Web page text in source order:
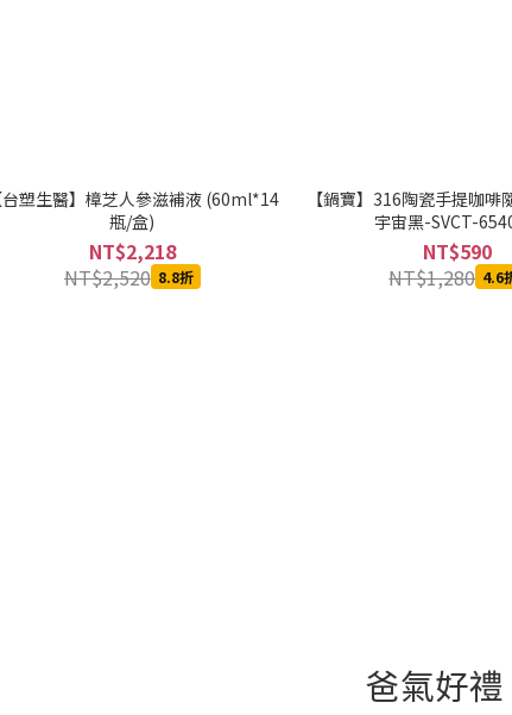
台塑生醫】樟芝人參滋補液 (60ml*14
瓶/盒)
NT$2,218
NT$2,520 8.8折
【鍋寶】316陶瓷手提咖
宇宙黑-SVCT-
NT$590
NT$1,280 4.6
爸氣好